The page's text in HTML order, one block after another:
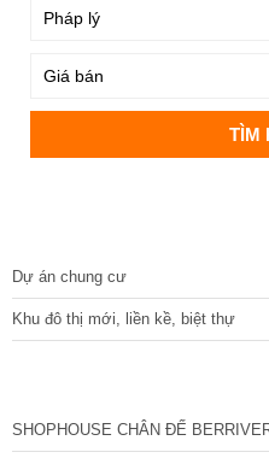
Dự án chung cư
Khu đô thị mới, liền kề, biệt thự
SHOPHOUSE CHÂN ĐẾ